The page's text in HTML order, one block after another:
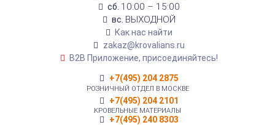
сб. 10:00 – 15:00
вс. ВЫХОДНОЙ
Как нас найти
zakaz@krovalians.ru
B2B Приложение, присоединяйтесь!
+7(495) 204 2875
РОЗНИЧНЫЙ ОТДЕЛ В МОСКВЕ
+7(495) 204 2101
КРОВЕЛЬНЫЕ МАТЕРИАЛЫ
+7(495) 240 8303